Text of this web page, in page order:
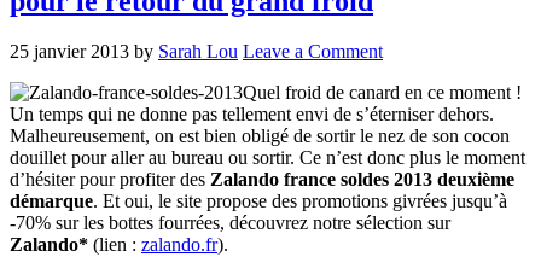
25 janvier 2013 by Sarah Lou Leave a Comment
Quel froid de canard en ce moment !
Un temps qui ne donne pas tellement envi de s’éterniser dehors.
Malheureusement, on est bien obligé de sortir le nez de son cocon
douillet pour aller au bureau ou sortir. Ce n’est donc plus le moment
d’hésiter pour profiter des Zalando france soldes 2013 deuxième
démarque. Et oui, le site propose des promotions givrées jusqu’à
-70% sur les bottes fourrées, découvrez notre sélection sur
Zalando* (lien : zalando.fr).